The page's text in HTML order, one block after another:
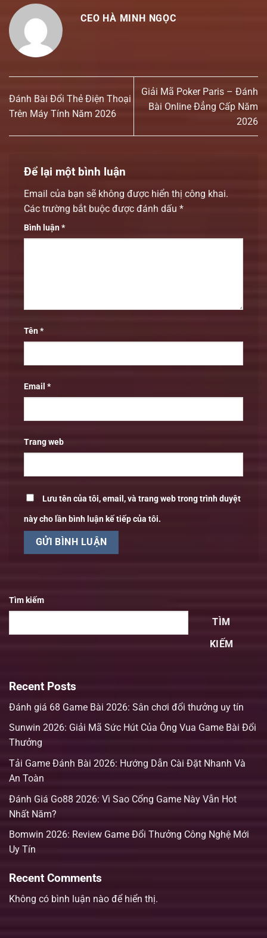
CEO HÀ MINH NGỌC
Đánh Bài Đổi Thẻ Điện Thoại
Trên Máy Tính Năm 2026
Giải Mã Poker Paris – Đánh
Bài Online Đẳng Cấp Năm
2026
Để lại một bình luận
Email của bạn sẽ không được hiển thị công khai.
Các trường bắt buộc được đánh dấu *
Bình luận*
Tên*
Email *
Trang web
Lưu tên của tôi, email, và trang web trong trình duyệt
này cho lần bình luận kế tiếp của tôi.
Tìm kiếm
TÌM
KIẾM
Recent Posts
Đánh giá 68 Game Bài 2026: Sân chơi đổi thưởng uy tín
Sunwin 2026: Giải Mã Sức Hút Của Ông Vua Game Bài Đổi
Thưởng
Tải Game Đánh Bài 2026: Hướng Dẫn Cài Đặt Nhanh Và
An Toàn
Đánh Giá Go88 2026: Vì Sao Cổng Game Này Vẫn Hot
Nhất Năm?
Bomwin 2026: Review Game Đổi Thưởng Công Nghệ Mới
Uy Tín
Recent Comments
Không có bình luận nào để hiển thị.